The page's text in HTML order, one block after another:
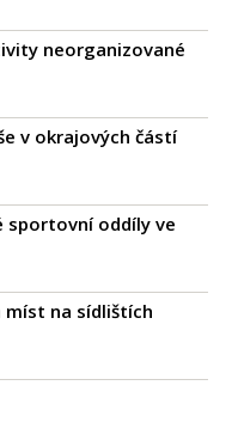
neorganizované
v okrajových částí
sportovní oddíly ve
na sídlištích